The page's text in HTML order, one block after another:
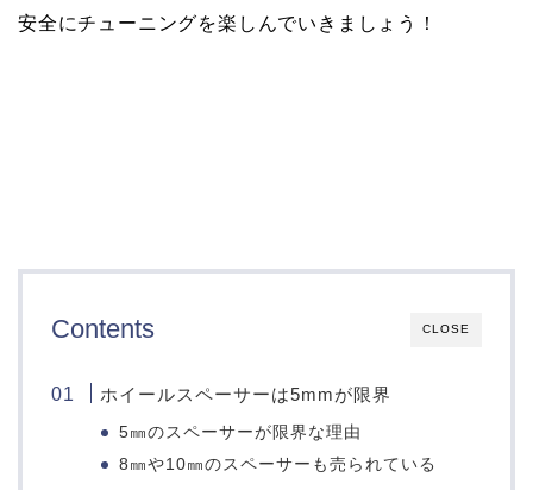
安全にチューニングを楽しんでいきましょう！
CLOSE
Contents
ホイールスペーサーは5mmが限界
5㎜のスペーサーが限界な理由
8㎜や10㎜のスペーサーも売られている